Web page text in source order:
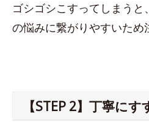
ゴシゴシこすってしまう
の悩みに繋がりやすいため
【STEP 2】丁寧にす